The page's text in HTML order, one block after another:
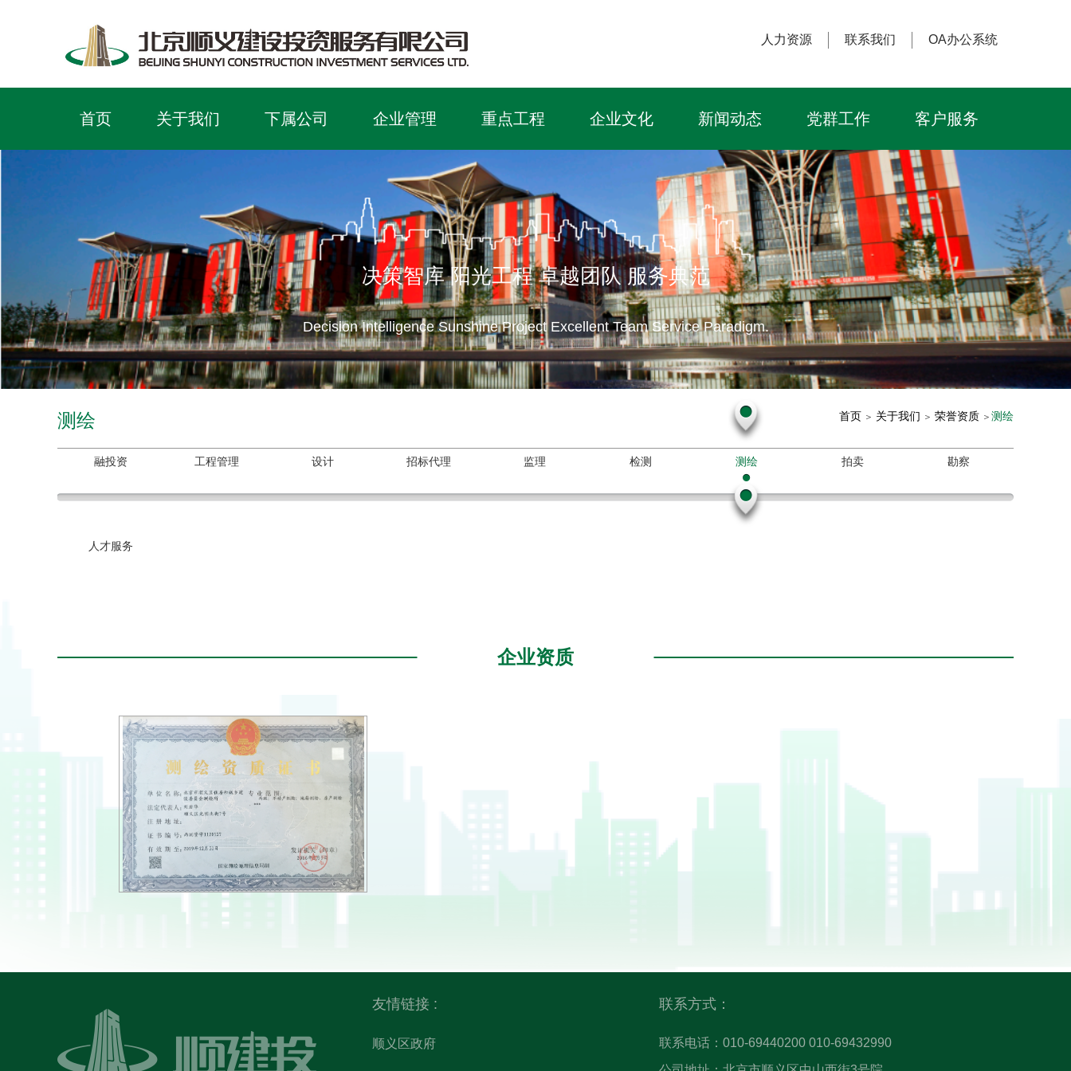
人力资源 联系我们 OA办公系统
首页 关于我们 下属公司 企业管理 重点工程 企业文化 新闻动态 党群工作 客户服务
决策智库 阳光工程 卓越团队 服务典范
Decision Intelligence Sunshine Project Excellent Team Service Paradigm.
测绘 首页 ＞ 关于我们 ＞ 荣誉资质 ＞ 测绘
融投资 工程管理 设计 招标代理 监理 检测 测绘 拍卖 勘察
人才服务
企业资质
友情链接 :
顺义区政府
联系方式：
联系电话： 010-69440200 010-69432990